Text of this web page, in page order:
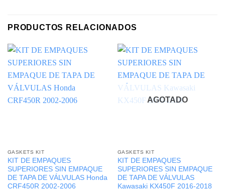
PRODUCTOS RELACIONADOS
GASKETS KIT
KIT DE EMPAQUES
SUPERIORES SIN EMPAQUE
DE TAPA DE VÁLVULAS Honda
CRF450R 2002-2006
AGOTADO
GASKETS KIT
KIT DE EMPAQUES
SUPERIORES SIN EMPAQUE
DE TAPA DE VÁLVULAS
Kawasaki KX450F 2016-2018